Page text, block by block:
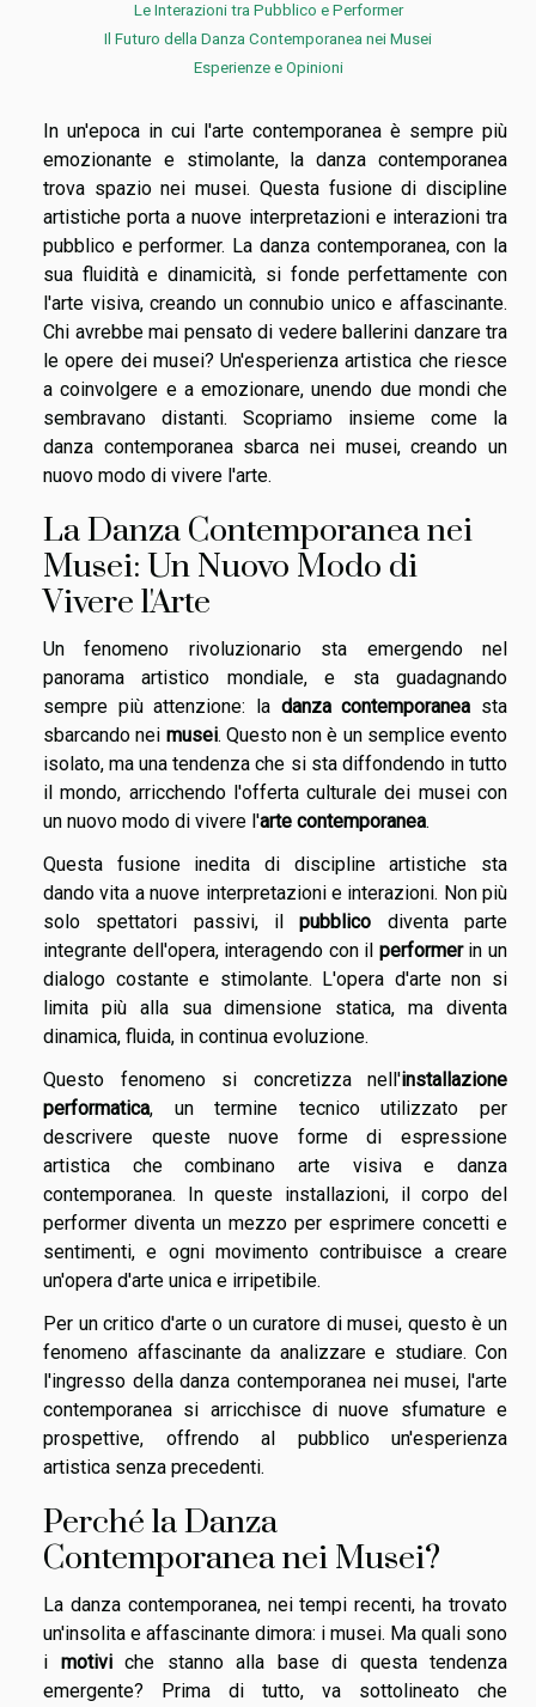
Le Interazioni tra Pubblico e Performer
Il Futuro della Danza Contemporanea nei Musei
Esperienze e Opinioni
In un'epoca in cui l'arte contemporanea è sempre più
emozionante e stimolante, la danza contemporanea
trova spazio nei musei. Questa fusione di discipline
artistiche porta a nuove interpretazioni e interazioni tra
pubblico e performer. La danza contemporanea, con la
sua fluidità e dinamicità, si fonde perfettamente con
l'arte visiva, creando un connubio unico e affascinante.
Chi avrebbe mai pensato di vedere ballerini danzare tra
le opere dei musei? Un'esperienza artistica che riesce
a coinvolgere e a emozionare, unendo due mondi che
sembravano distanti. Scopriamo insieme come la
danza contemporanea sbarca nei musei, creando un
nuovo modo di vivere l'arte.
La Danza Contemporanea nei
Musei: Un Nuovo Modo di
Vivere l'Arte
Un fenomeno rivoluzionario sta emergendo nel
panorama artistico mondiale, e sta guadagnando
sempre più attenzione: la danza contemporanea sta
sbarcando nei musei. Questo non è un semplice evento
isolato, ma una tendenza che si sta diffondendo in tutto
il mondo, arricchendo l'offerta culturale dei musei con
un nuovo modo di vivere l'arte contemporanea.
Questa fusione inedita di discipline artistiche sta
dando vita a nuove interpretazioni e interazioni. Non più
solo spettatori passivi, ilpubblico diventa parte
integrante dell'opera, interagendo con il performerin un
dialogo costante e stimolante. L'opera d'arte non si
limita più alla sua dimensione statica, ma diventa
dinamica, fluida, in continua evoluzione.
Questo fenomeno si concretizza nell'installazione
performatica, un termine tecnico utilizzato per
descrivere queste nuove forme di espressione
artistica che combinano arte visiva e danza
contemporanea. In queste installazioni, il corpo del
performer diventa un mezzo per esprimere concetti e
sentimenti, e ogni movimento contribuisce a creare
un'opera d'arte unica e irripetibile.
Per un critico d'arte o un curatore di musei, questo è un
fenomeno affascinante da analizzare e studiare. Con
l'ingresso della danza contemporanea nei musei, l'arte
contemporanea si arricchisce di nuove sfumature e
prospettive, offrendo al pubblico un'esperienza
artistica senza precedenti.
Perché la Danza
Contemporanea nei Musei?
La danza contemporanea, nei tempi recenti, ha trovato
un'insolita e affascinante dimora: i musei. Ma quali sono
i motiviche stanno alla base di questa tendenza
emergente? Prima di tutto, va sottolineato che